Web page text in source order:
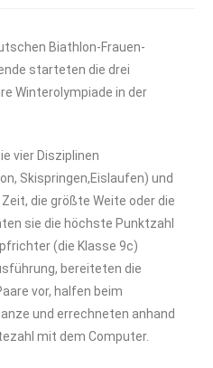
Biathlon-Frauen-
starteten die drei
Winterolympiade in der
vier Disziplinen
Skispringen,Eislaufen) und
die größte Weite oder die
sie die höchste Punktzahl
(die Klasse 9c)
bereiteten die
vor, halfen beim
und errechneten anhand
mit dem Computer.